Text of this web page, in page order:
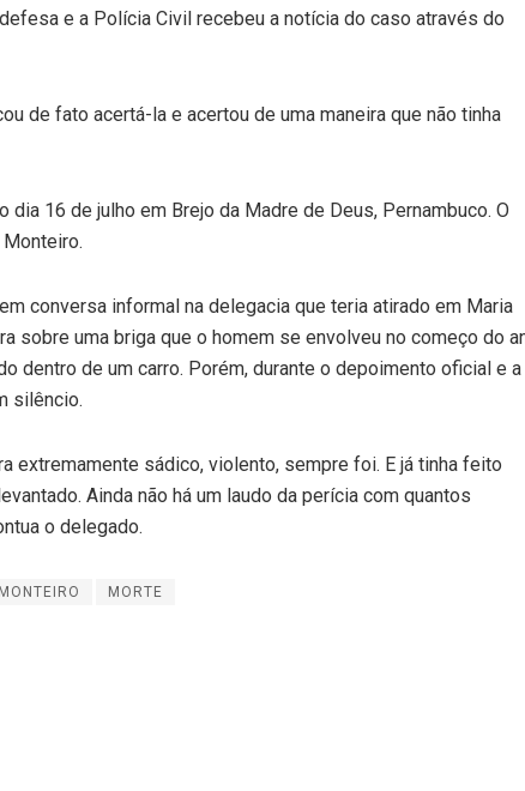
e a Polícia Civil recebeu a notícia do caso através do
de fato acertá-la e acertou de uma maneira que não tinha
16 de julho em Brejo da Madre de Deus, Pernambuco. O
conversa informal na delegacia que teria atirado em Maria
sobre uma briga que o homem se envolveu no começo do
dentro de um carro. Porém, durante o depoimento oficial e a
silêncio.
extremamente sádico, violento, sempre foi. E já tinha feito
Ainda não há um laudo da perícia com quantos
o delegado.
MONTEIRO MORTE